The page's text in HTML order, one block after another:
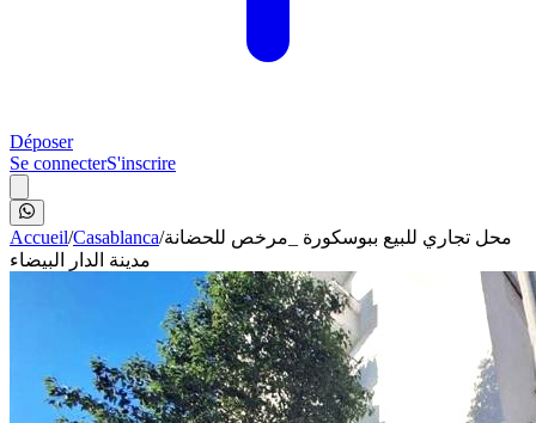
Déposer
Se connecterS'inscrire
Accueil/Casablanca/محل تجاري للبيع ببوسكورة _مرخص للحضانة
مدينة الدار البيضاء